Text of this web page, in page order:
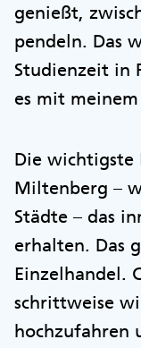
genießt,
pendeln. Das
Studienzeit in
es mit
Die wichtigste
Miltenberg –
Städte – das
erhalten. Das
Einzelhandel.
schrittweise
hochzufahren